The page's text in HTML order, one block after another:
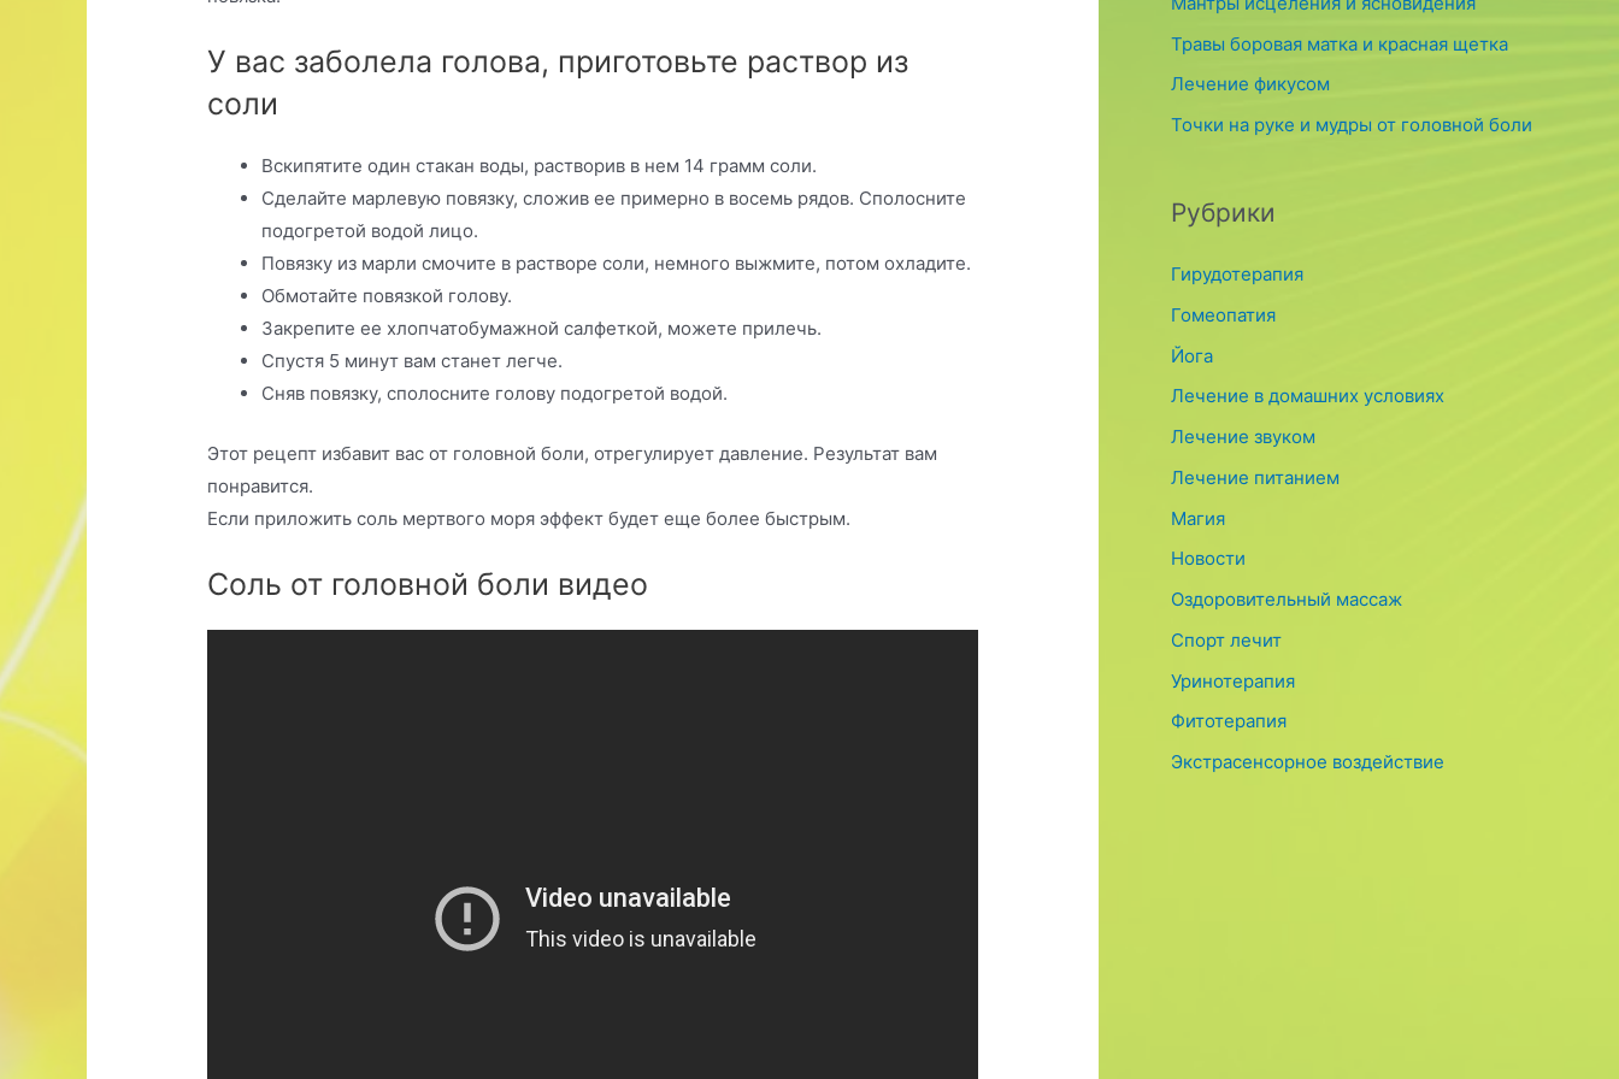
У вас заболела голова, приготовьте раствор из
соли
Вскипятите один стакан воды, растворив в нем 14 грамм соли.
Сделайте марлевую повязку, сложив ее примерно в восемь рядов. Сполосните
подогретой водой лицо.
Повязку из марли смочите в растворе соли, немного выжмите, потом охладите.
Обмотайте повязкой голову.
Закрепите ее хлопчатобумажной салфеткой, можете прилечь.
Спустя 5 минут вам станет легче.
Сняв повязку, сполосните голову подогретой водой.
Этот рецепт избавит вас от головной боли, отрегулирует давление. Результат вам
понравится.
Если приложить соль мертвого моря эффект будет еще более быстрым.
Соль от головной боли видео
r
:
Травы боровая матка и красная щетка
Лечение фикусом
Точки на руке и мудры от головной боли
Рубрики
Гирудотерапия
Гомеопатия
Йога
Лечение в домашних условиях
Лечение звуком
Лечение питанием
Магия
Новости
Оздоровительный массаж
Спорт лечит
Уринотерапия
Фитотерапия
Экстрасенсорное воздействие